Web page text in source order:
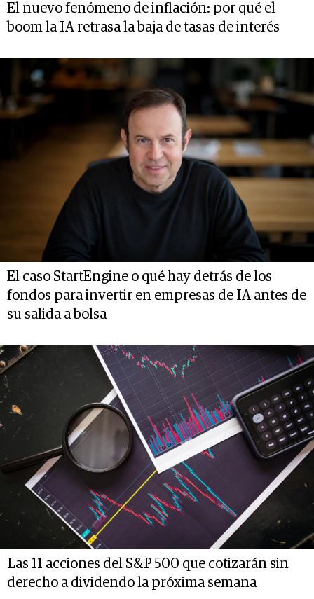
El nuevo fenómeno de inflación: por qué el
boom la IA retrasa la baja de tasas de interés
El caso StartEngine o qué hay detrás de los
fondos para invertir en empresas de IA antes de
su salida a bolsa
Las 11 acciones del S&P 500 que cotizarán sin
derecho a dividendo la próxima semana